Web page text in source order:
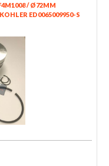
/ Ø72MM
ED0065009950-S